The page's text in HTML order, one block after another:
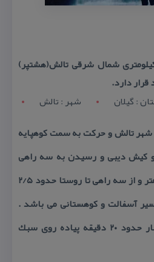
وشت در فاصله ۲۸كیلومتری شمال شرقی تالش(هشتپر)
قرار دارد.
: گيلان شهر : تالش
تالش و حركت به سمت كوهپایه
كیش دیبی و رسیدن به سه راهی
شیله وشت حدود ۲۵ كیلومتر و از سه راهی تا روستا حدود ۲/۵
آسفالت و كوهستانی می باشد .
پس از پارك خودرو تا آبشار حدود ۲۰ دقیقه پیاده روی سبك